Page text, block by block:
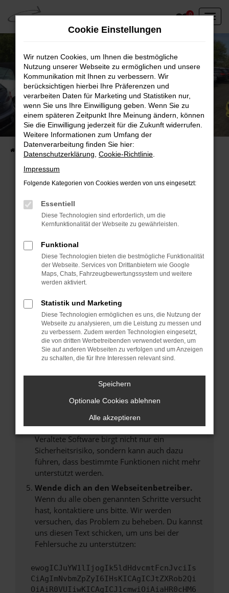
Zum
Hauptinhalt
springen
0
Unser Fahrzeugbestand vor Ort
Entdecken Sie unsere sofort verfügbaren
Fahrzeugangebote
Fehler: Network Error
Beim Laden ist ein Fehler aufgetreten.
Hier sind ein paar Tipps, die dir helfen können:
Überprüfe deine Firewall und deine
Internetverbindung.
Laden andere Webseiten, zum Beispiel deine
Suchmaschine?
Manche Erweiterungen, wie Werbeblocker,
können das Laden bestimmter Seiten
verhindern. Funktioniert die Seite in einem
anderen Browser oder in einem privaten
Fenster?
Das kann manchmal helfen, vorübergehende
Probleme zu beheben.
Stelle sicher, dass dein Browser und dein
Betriebssystem auf dem neuesten Stand
sind.
Veraltete Software birgt nicht nur ein
Sicherheitsrisiko, sondern kann auch dazu
führen, dass bestimmte Funktionen nicht mehr
unterstützt werden.
Wende dich an den Webseitenbetreiber.
Wenn du alle oben genannten Schritte versucht
hast, kontaktiere uns bitte. Wir werden
versuchen, das Problem zu beheben. Du kannst
uns diesen Text schicken, um uns bei der
Fehlersuche zu unterstützen:
ewogICJuYW1lIjogIk5ldHdvcmtFcnJvciIs
CiAgImNvbmZpZyI6IHsKICAgICJtZXRob2Qi
OiAiR0VUIiwKICAgICJ1cmwiOiAiaHR0cHM6
Cookie Einstellungen
Wir nutzen Cookies, um Ihnen die bestmögliche
Nutzung unserer Webseite zu ermöglichen und unsere
Kommunikation mit Ihnen zu verbessern. Wir
berücksichtigen hierbei Ihre Präferenzen und
verarbeiten Daten für Marketing und Statistiken nur,
wenn Sie uns Ihre Einwilligung geben. Wenn Sie zu
einem späteren Zeitpunkt Ihre Meinung ändern, können
Sie die Einwilligung jederzeit für die Zukunft widerrufen.
Weitere Informationen zum Umfang der
Datenverarbeitung finden Sie hier:
Datenschutzerklärung Cookie-Richtlinie
Impressum
Folgende Kategorien von Cookies werden von uns eingesetzt:
Essentiell
Diese Technologien sind erforderlich, um die
Kernfunktionalität der Webseite zu gewährleisten.
Funktional
Diese Technologien bieten die bestmögliche Funktionalität
der Webseite. Services von Drittanbietern wie Google
Maps, Chats, Fahrzeugbewertungssystem und weitere
werden aktiviert.
Statistik und Marketing
Diese Technologien ermöglichen es uns, die Nutzung der
Webseite zu analysieren, um die Leistung zu messen und
zu verbessern. Zudem werden Technologien eingesetzt,
die von dritten Werbetreibenden verwendet werden, um
Sie auf anderen Webseiten zu verfolgen und um Anzeigen
zu schalten, die für Ihre Interessen relevant sind.
Speichern
Optionale Cookies ablehnen
Alle akzeptieren